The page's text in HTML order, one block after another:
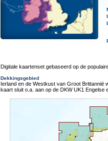
Digitale kaartenset gebaseerd op de
Dekkingsgebied
Ierland en de Westkust van Groot Brittannië
kaart sluit o.a. aan op de DKW UK1